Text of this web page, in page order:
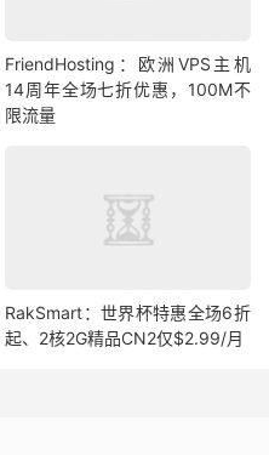
FriendHosting：欧洲VPS主机
14周年全场七折优惠，100M不
限流量
RakSmart：世界杯特惠全场6折
起、2核2G精品CN2仅$2.99/月